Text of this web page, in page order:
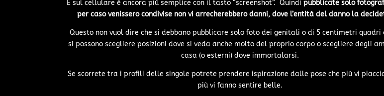
E sul cellulare è ancora più semplice con il tasto “screenshot”. Quindipubblicate solo
per caso venissero condivise non vi arrecherebbero danni, dove l’entità del danno la
Questo non vuol dire che si debbano pubblicare solo foto dei genitali o di 5 centimetri quadri
si possono scegliere posizioni dove si veda anche molto del proprio corpo o scegliere degli
casa (o esterni) dove immortalarsi.
Se scorrete tra i profili delle singole potrete prendere ispirazione dalle pose che più vi
più vi fanno sentire belle.